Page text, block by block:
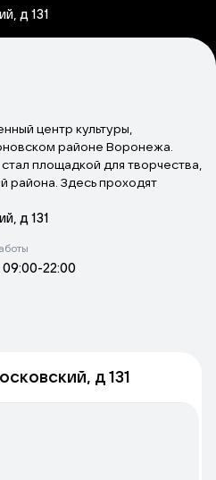
д 131
центр культуры,
районе Воронежа.
площадкой для творчества,
района. Здесь проходят
и программы для всей
творческие коллективы,
так и коммерческие.
и просветительских
д 131
09:00-22:00
д 131